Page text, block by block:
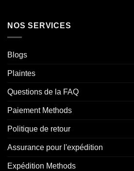
NOS SERVICES
Blogs
Plaintes
Questions de la FAQ
Paiement Methods
Politique de retour
Assurance pour l'expédition
Expédition Methods